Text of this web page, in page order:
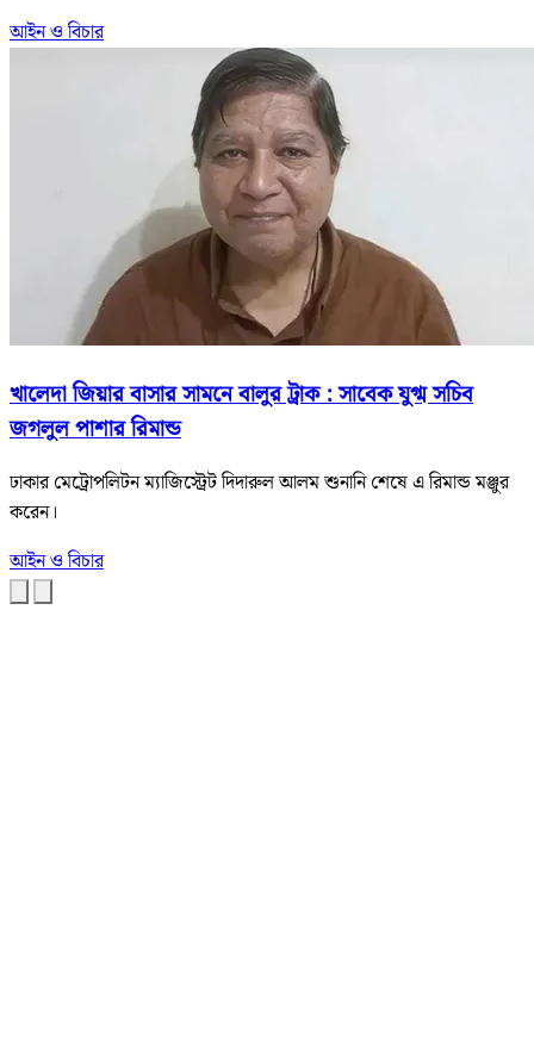
আইন ও বিচার
খালেদা জিয়ার বাসার সামনে বালুর ট্রাক : সাবেক যুগ্ম সচিব
জগলুল পাশার রিমান্ড
ঢাকার মেট্রোপলিটন ম্যাজিস্ট্রেট দিদারুল আলম শুনানি শেষে এ রিমান্ড মঞ্জুর
করেন।
আইন ও বিচার